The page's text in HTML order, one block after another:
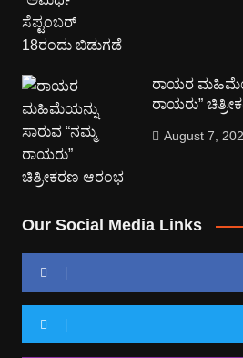
ರಾಯರ
ರಾಯರು”
August 7,
Our Social Media Links